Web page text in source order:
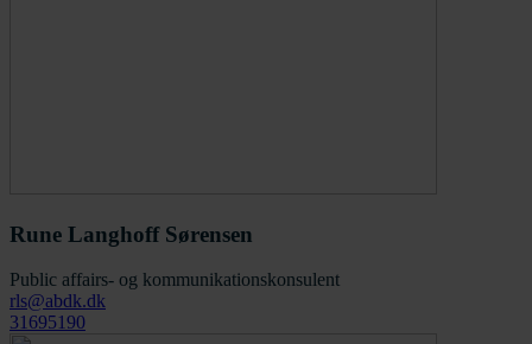
Rune Langhoff Sørensen
Public affairs- og kommunikationskonsulent
rls@abdk.dk
31695190